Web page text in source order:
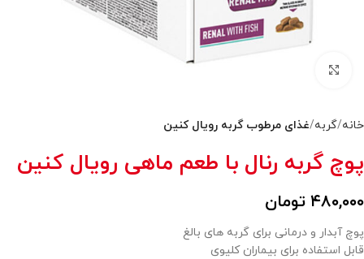
خانه گربه غذای مرطوب گربه رویال کنین
پوچ گربه رنال با طعم ماهی رویال کنین
۴۸۰,۰۰۰ تومان
پوچ آبدار و درمانی برای گربه های بالغ
قابل استفاده برای بیماران کلیوی